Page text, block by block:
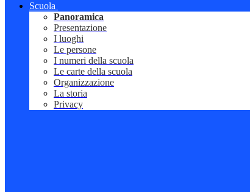
Scuola
Panoramica
Presentazione
I luoghi
Le persone
I numeri della scuola
Le carte della scuola
Organizzazione
La storia
Privacy